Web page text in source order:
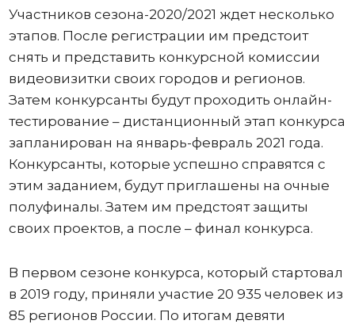
Участников сезона-2020/2021 ждет несколько
этапов. После регистрации им предстоит
снять и представить конкурсной комиссии
видеовизитки своих городов и регионов.
Затем конкурсанты будут проходить онлайн-
тестирование – дистанционный этап конкурса
запланирован на январь-февраль 2021 года.
Конкурсанты, которые успешно справятся с
этим заданием, будут приглашены на очные
полуфиналы. Затем им предстоят защиты
своих проектов, а после – финал конкурса.
В первом сезоне конкурса, который стартовал
в 2019 году, приняли участие 20 935 человек из
85 регионов России. По итогам девяти